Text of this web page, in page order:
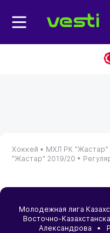
Хоккей • МХЛ РК "Жастар"
"Жастар" 2019/20 •
Молодежная лига
Восточно-
Александрова •